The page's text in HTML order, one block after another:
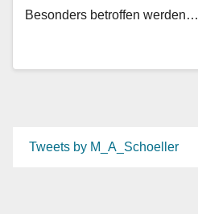
Besonders betroffen werden…
Tweets by M_A_Schoeller